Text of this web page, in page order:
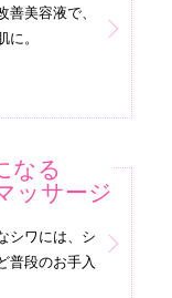
美容液で、
。
なる
ッサージ
シワには、シ
普段のお手入